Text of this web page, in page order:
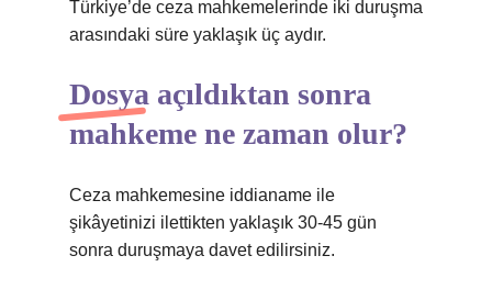
Türkiye’de ceza mahkemelerinde iki duruşma
arasındaki süre yaklaşık üç aydır.
Dosya açıldıktan sonra
mahkeme ne zaman olur?
Ceza mahkemesine iddianame ile
şikâyetinizi ilettikten yaklaşık 30-45 gün
sonra duruşmaya davet edilirsiniz.